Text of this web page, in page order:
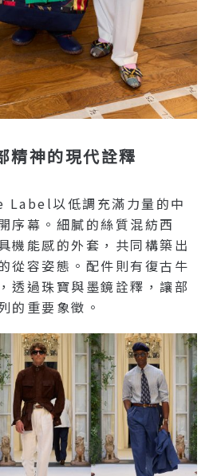
精神的現代詮釋
以低調充滿力量的中
序幕。細膩的絲質混紡西
機能感的外套，共同構築出
從容姿態。配件則有復古牛
透過珠寶與墨鏡詮釋，讓部
的重要象徵。